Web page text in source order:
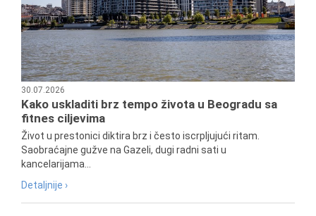
30.07.2026
Kako uskladiti brz tempo života u Beogradu sa
fitnes ciljevima
Život u prestonici diktira brz i često iscrpljujući ritam.
Saobraćajne gužve na Gazeli, dugi radni sati u
kancelarijama...
Detaljnije ›